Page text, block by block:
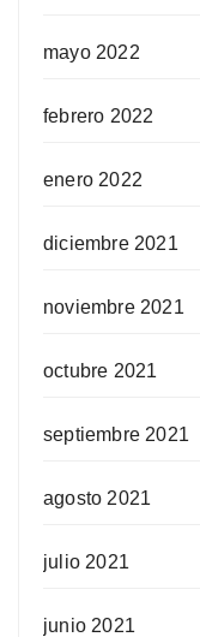
mayo 2022
febrero 2022
enero 2022
diciembre 2021
noviembre 2021
octubre 2021
septiembre 2021
agosto 2021
julio 2021
junio 2021